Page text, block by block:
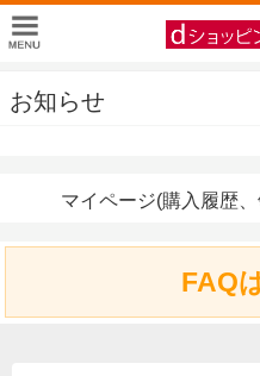
お知らせ
マイページ(購入履歴
FAQ